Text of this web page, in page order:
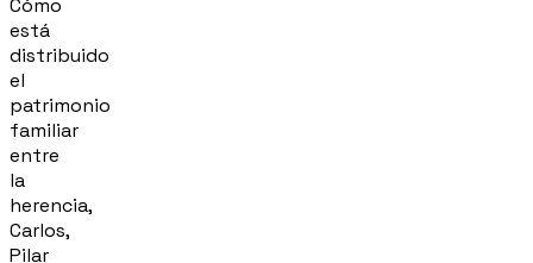
Cómo
está
distribuido
el
patrimonio
familiar
entre
la
herencia,
Carlos,
Pilar